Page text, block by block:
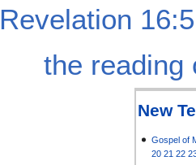
Revelation
the reading
New
Gospel of
20 21 22